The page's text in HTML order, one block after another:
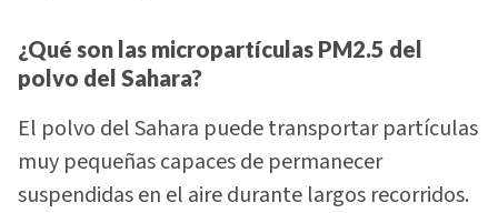
¿Qué son las micropartículas PM2.5 del
polvo del Sahara?
El polvo del Sahara puede transportar partículas
muy pequeñas capaces de permanecer
suspendidas en el aire durante largos recorridos.